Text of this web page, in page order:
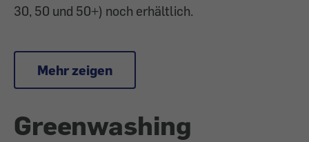
30, 50 und 50+) noch erhältlich.
Mehr zeigen
Greenwashing